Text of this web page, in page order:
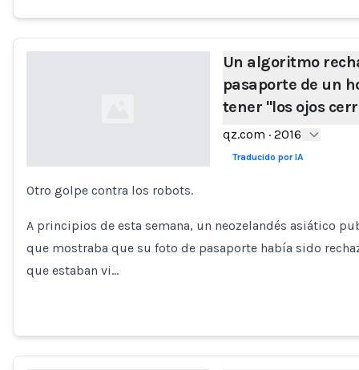
Loading...
Un algoritmo
pasaporte de un
tener "los ojos
qz.com · 2016
Traducido por IA
Otro golpe contra los robots.
A principios de esta semana, un neozelandés asiático
que mostraba que su foto de pasaporte había sido
que estaban vi…